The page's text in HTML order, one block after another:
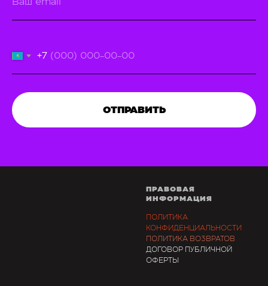
+7
ОТПРАВИТЬ
ПРАВОВАЯ
ИНФОРМАЦИЯ
ПОЛИТИКА
КОНФИДЕНЦИАЛЬНОСТИ
ПОЛИТИКА ВОЗВРАТОВ
ДОГОВОР ПУБЛИЧНОЙ
ОФЕРТЫ